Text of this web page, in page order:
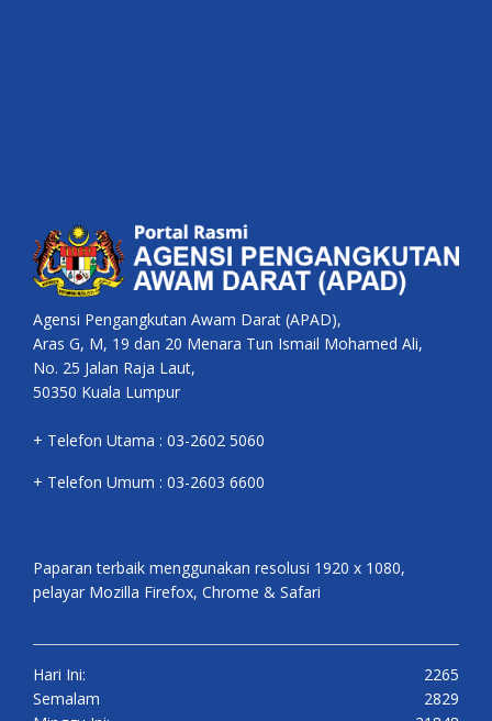
Agensi Pengangkutan Awam Darat (APAD),
Aras G, M, 19 dan 20 Menara Tun Ismail Mohamed Ali,
No. 25 Jalan Raja Laut,
50350 Kuala Lumpur
+ Telefon Utama : 03-2602 5060
+ Telefon Umum : 03-2603 6600
Paparan terbaik menggunakan resolusi 1920 x 1080,
pelayar Mozilla Firefox, Chrome & Safari
Hari Ini:
2265
Semalam
2829